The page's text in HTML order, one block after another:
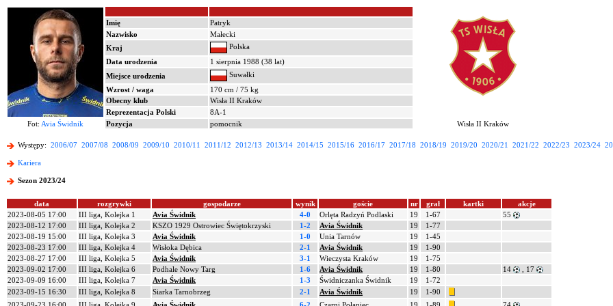
Imię
Patryk
Nazwisko
Małecki
Kraj
Polska
Data urodzenia
1 sierpnia 1988 (38 lat)
Miejsce urodzenia
Suwałki
Wzrost / waga
170 cm / 75 kg
Obecny klub
Wisła II Kraków
Reprezentacja Polski
8A-1
Fot: Avia Świdnik Pozycja pomocnik Wisła II Kraków
Występy: 2006/07 2007/08 2008/09 2009/10 2010/11 2011/12 2012/13 2013/14 2014/15 2015/16 2016/17 2017/18 2018/19 2019/20 2020/21 2021/22 2022/23 2023/24
Kariera
Sezon 2023/24
data rozgrywki gospodarze wynik goście nr grał kartki
akcje
2023-08-05 17:00
III liga, Kolejka 1 Avia Świdnik 4-0 Orlęta Radzyń Podlaski 19 1-67
55
2023-08-12 17:00
III liga, Kolejka 2 KSZO 1929 Ostrowiec Świętokrzyski 1-2 Avia Świdnik 19
1-77
2023-08-19 15:00
III liga, Kolejka 3 Avia Świdnik 1-0 Unia Tarnów 19
1-45
2023-08-23 17:00
III liga, Kolejka 4 Wisłoka Dębica 2-1 Avia Świdnik 19
1-90
2023-08-27 17:00
III liga, Kolejka 5 Avia Świdnik 3-1 Wieczysta Kraków 19
1-75
2023-09-02 17:00
III liga, Kolejka 6 Podhale Nowy Targ 1-6 Avia Świdnik 19 1-80 14
, 17
2023-09-09 16:00
III liga, Kolejka 7 Avia Świdnik 1-3 Świdniczanka Świdnik 19
1-72
2023-09-15 16:30
III liga, Kolejka 8 Siarka Tarnobrzeg 2-1 Avia Świdnik 19
1-90